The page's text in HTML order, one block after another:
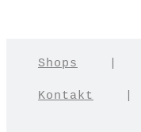
Shops
Kontakt